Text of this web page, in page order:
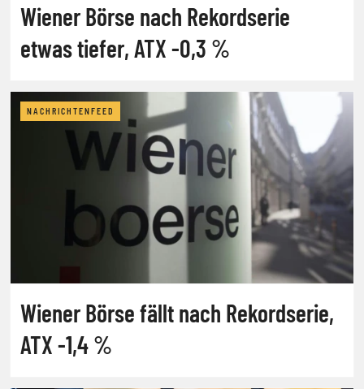
Wiener Börse nach Rekordserie
etwas tiefer, ATX -0,3 %
NACHRICHTENFEED
Wiener Börse fällt nach Rekordserie,
ATX -1,4 %